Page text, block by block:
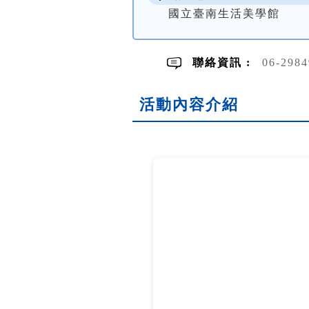
國立臺南生活美學館
聯絡資訊 : 06-
活動內容介紹